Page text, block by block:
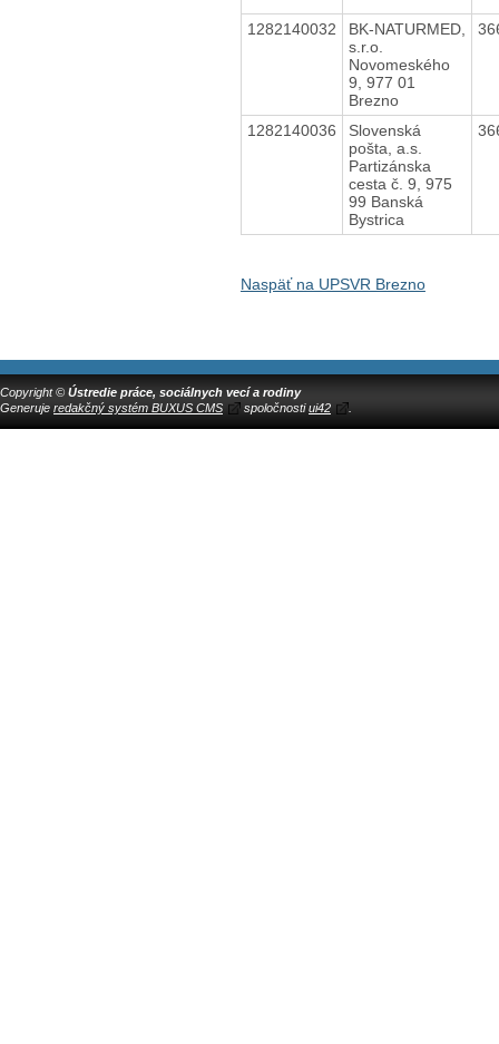
1282140032
BK-NATURMED,
s.r.o.
Novomeského
9, 977 01
Brezno
1282140036
Slovenská
pošta, a.s.
Partizánska
cesta č. 9, 975
99 Banská
Bystrica
Naspäť na UPSVR Brezno
Copyright © Ústredie práce, sociálnych vecí a rodiny
Generuje redakčný systém BUXUS CMS spoločnostiui42